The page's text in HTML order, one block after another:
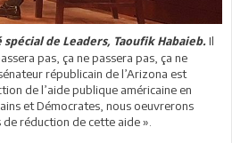
spécial de Leaders, Taoufik Habaieb. Il
pas, ça ne passera pas, ça ne
républicain de l’Arizona est
de l’aide publique américaine en
et Démocrates, nous oeuvrerons
de réduction de cette aide ».